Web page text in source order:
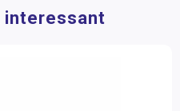
interessant